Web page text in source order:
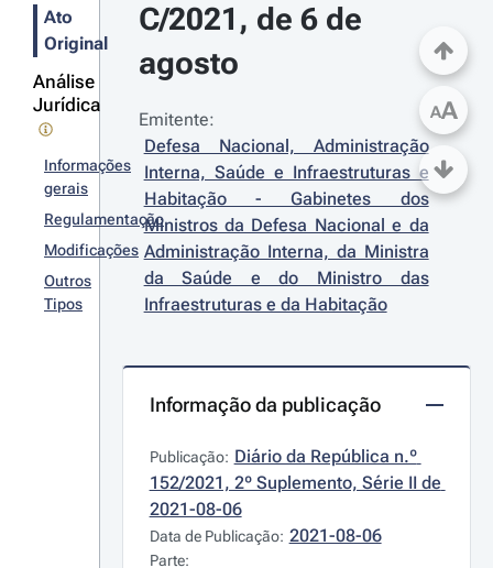
Ato
Original
Análise
Jurídica
Informações
gerais
Regulamentação
Modificações
Outros
Tipos
C/2021, de 6 de
agosto
Emitente:
Defesa Nacional, Administração
Interna, Saúde e Infraestruturas e
Habitação - Gabinetes dos
Ministros da Defesa Nacional e da
Administração Interna, da Ministra
da Saúde e do Ministro das
Infraestruturas e da Habitação
Informação da publicação
Publicação: Diário da República n.º
152/2021, 2º Suplemento, Série II de
2021-08-06
Data de Publicação: 2021-08-06
Parte:
AA